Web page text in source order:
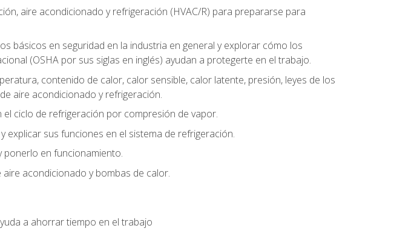
aire acondicionado y refrigeración (HVAC/R) para prepararse para
básicos en seguridad en la industria en general y explorar cómo los
(OSHA por sus siglas en inglés) ayudan a protegerte en el trabajo.
contenido de calor, calor sensible, calor latente, presión, leyes de los
aire acondicionado y refrigeración.
ciclo de refrigeración por compresión de vapor.
sus funciones en el sistema de refrigeración.
en funcionamiento.
acondicionado y bombas de calor.
a ahorrar tiempo en el trabajo